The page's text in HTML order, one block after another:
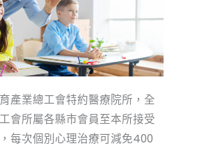
產業總工會特約醫療院所，全
會所屬各縣市會員至本所接受
每次個別心理治療可減免400